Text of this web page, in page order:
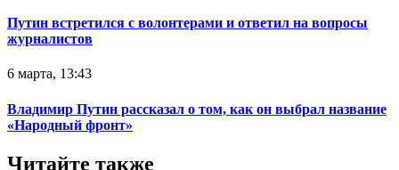
Путин встретился с волонтерами и ответил на вопросы
журналистов
6 марта, 13:43
Владимир Путин рассказал о том, как он выбрал название
«Народный фронт»
Читайте также